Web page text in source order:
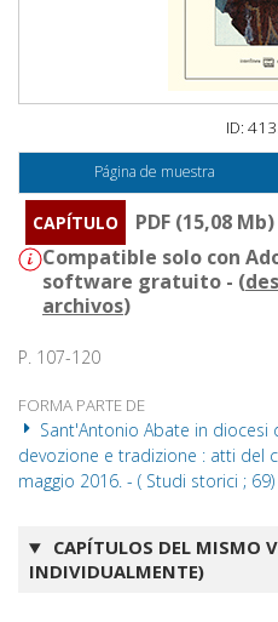
ID:
Página de muestra
CAPÍTULO
PDF (15,08 Mb)
Compatible solo con
software gratuito - (
archivos)
P. 107-120
FORMA PARTE DE
Sant'Antonio Abate in diocesi
devozione e tradizione : atti del
maggio 2016. - ( Studi storici ; 69)
CAPÍTULOS DEL MISMO
INDIVIDUALMENTE)